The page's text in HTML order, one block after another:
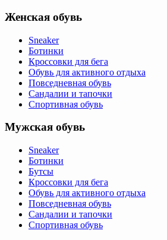
Женская обувь
Sneaker
Ботинки
Кроссовки для бега
Обувь для активного отдыха
Повседневная обувь
Сандалии и тапочки
Спортивная обувь
Мужская обувь
Sneaker
Ботинки
Бутсы
Кроссовки для бега
Обувь для активного отдыха
Повседневная обувь
Сандалии и тапочки
Спортивная обувь